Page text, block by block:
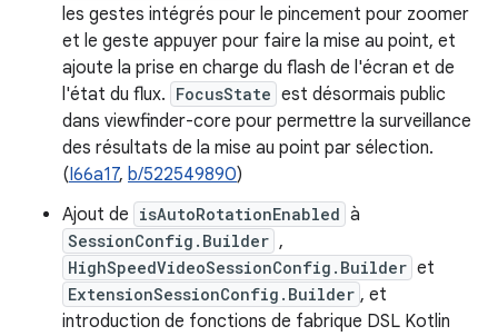
les gestes intégrés pour le pincement pour zoomer
et le geste appuyer pour faire la mise au point, et
ajoute la prise en charge du flash de l'écran et de
l'état du flux. FocusState est désormais public
dans viewfinder-core pour permettre la surveillance
des résultats de la mise au point par sélection.
(I66a17, b/522549890)
Ajout de isAutoRotationEnabled à
SessionConfig.Builder ,
HighSpeedVideoSessionConfig.Builder et
ExtensionSessionConfig.Builder , et
introduction de fonctions de fabrique DSL Kotlin